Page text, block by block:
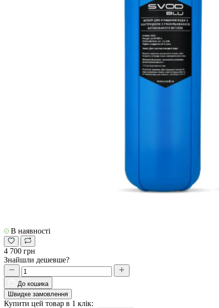
В наявності
4 700 грн
Знайшли дешевше?
До кошика
Швидке замовлення
Купити цей товар в 1 клік: